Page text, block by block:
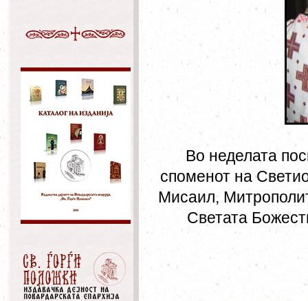
Во неделата
споменот на
Мисаил,
Светата